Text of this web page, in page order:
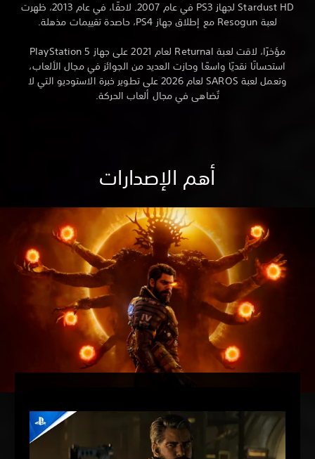
Stardust HD لجهاز PS3 في عام 2007. لاحقًا، في عام 2013، ظهرت
مؤخرًا، لاقت لعبة Returnal لعام 2021 على جهاز PlayStation 5
استحسانًا نقديًا واسعًا وحازت العديد من الجوائز في مجال الألعاب،
وتعمل لعبة SAROS لعام 2026 على تطوير خبرة الاستوديو التي لا
تُضاهى في مجال ألعاب الحركة.
أهم الإصدارات